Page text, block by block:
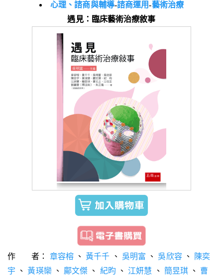
心理、諮商與輔導-諮商運用-藝術治療
遇見：臨床藝術治療敘事
作 者： 章容榕、 黃千千 、 吳明富 、 吳欣容、
陳奕
宇 、 黃瑛欒、 鄺文傑 、 紀昀 、 江妍慧 、 簡昱琪 、 曹